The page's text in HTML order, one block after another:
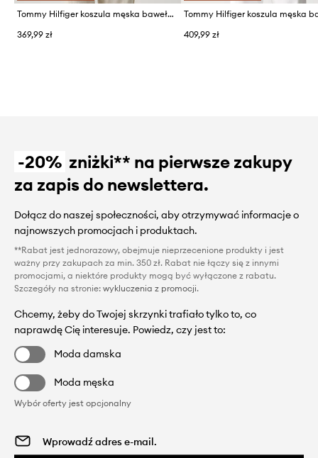
Tommy Hilfiger koszula męska bawełniana
369,99 zł
409,99 zł
-20% zniżki** na pierwsze zakupy
za zapis do newslettera.
Dołącz do naszej społeczności, aby otrzymywać informacje o
najnowszych promocjach i produktach.
**Rabat jest jednorazowy, obejmuje nieprzecenione produkty i jest
ważny przy zakupach za min. 350 zł. Rabat nie łączy się z innymi
promocjami, a niektóre produkty mogą być wyłączone z rabatu.
Szczegóły na stronie: wykluczenia z promocji.
Chcemy, żeby do Twojej skrzynki trafiało tylko to, co
naprawdę Cię interesuje. Powiedz, czy jest to:
Moda damska
Moda męska
Wybór oferty jest opcjonalny